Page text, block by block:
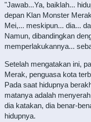
"Jawab...Ya, baiklah...
depan Klan Monster
Mei,... meskipun... dia...
Namun, dibandingkan
memperlakukannya...
Setelah mengatakan ini,
Merak, penguasa kota
Pada saat hidupnya
matanya adalah
dia katakan, dia benar-
hidupnya.